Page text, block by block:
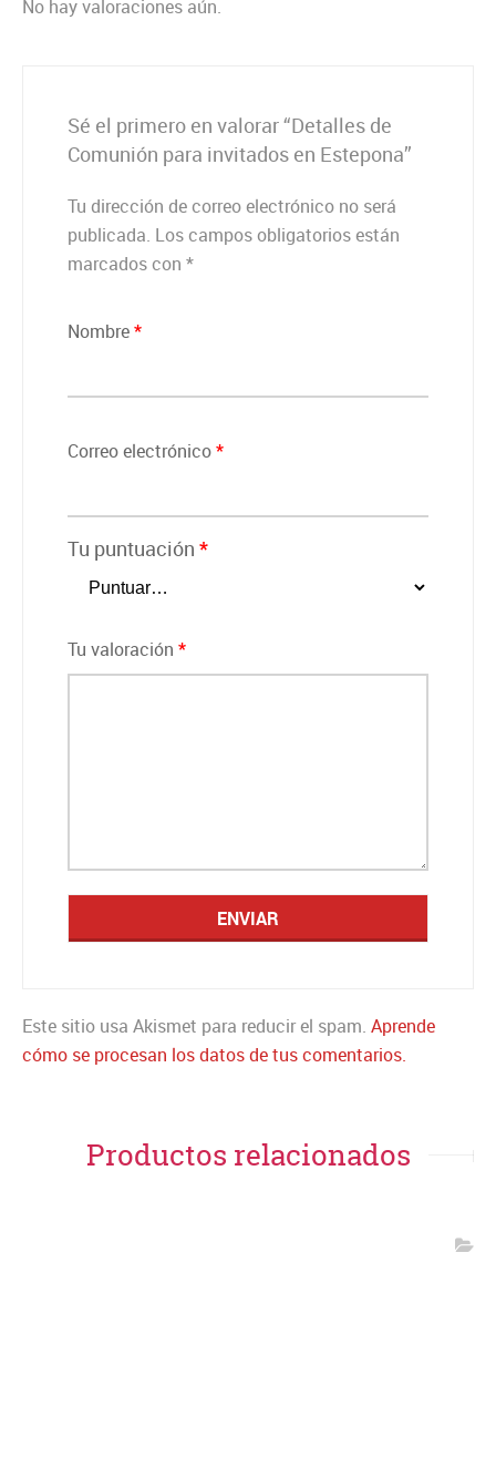
No hay valoraciones aún.
Sé el primero en valorar “Detalles de
Comunión para invitados en Estepona”
Tu dirección de correo electrónico no será
publicada. Los campos obligatorios están
marcados con *
Nombre*
Correo electrónico*
Tu puntuación *
Tu valoración *
Este sitio usa Akismet para reducir el spam. Aprende
cómo se procesan los datos de tus comentarios.
Productos relacionados